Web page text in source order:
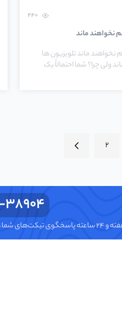
نخواهند ماند
ماند تلویزیون ها
ولی چرا؟ شما احتمالاً یک
2
38904